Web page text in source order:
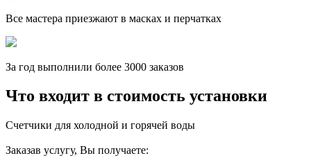
Все мастера приезжают в масках и перчатках
За год выполнили более 3000 заказов
Что входит в стоимость установки
Счетчики для холодной и горячей воды
Заказав услугу, Вы получаете: